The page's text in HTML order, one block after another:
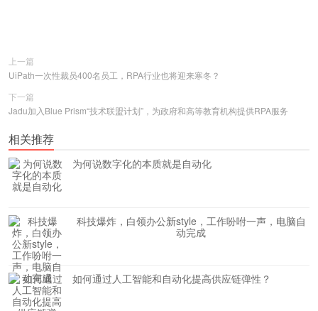
上一篇
UiPath一次性裁员400名员工，RPA行业也将迎来寒冬？
下一篇
Jadu加入Blue Prism“技术联盟计划”，为政府和高等教育机构提供RPA服务
相关推荐
为何说数字化的本质就是自动化
科技爆炸，白领办公新style，工作吩咐一声，电脑自
动完成
如何通过人工智能和自动化提高供应链弹性？